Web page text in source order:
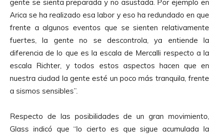
gente se sienta preparada y no asustada. Por ejemplo en
Arica se ha realizado esa labor y eso ha redundado en que
frente a algunos eventos que se sienten relativamente
fuertes, la gente no se descontrola, ya entiende la
diferencia de lo que es la escala de Mercalli respecto a la
escala Richter, y todos estos aspectos hacen que en
nuestra ciudad la gente esté un poco más tranquila, frente
a sismos sensibles”.
Respecto de las posibilidades de un gran movimiento,
Glass indicó que “lo cierto es que sigue acumulada la